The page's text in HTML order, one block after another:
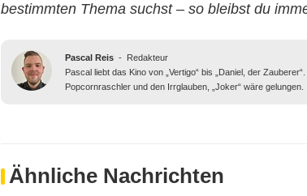
bestimmten Thema suchst – so bleibst du
Pascal Reis - Redakteur
Pascal liebt das Kino von „Vertigo“ bis „Daniel, der
Popcornraschler und den Irrglauben, „Joker“ wäre gelungen.
Ähnliche Nachrichten